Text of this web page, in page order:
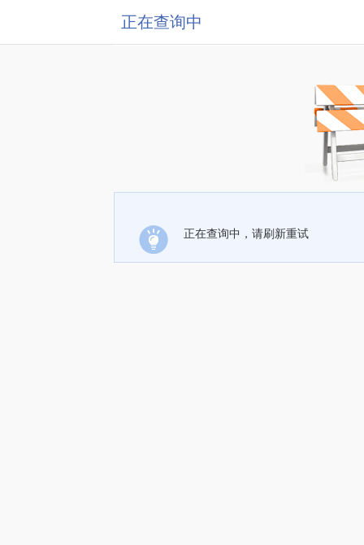
正在查询中
正在查询中，请刷新重试